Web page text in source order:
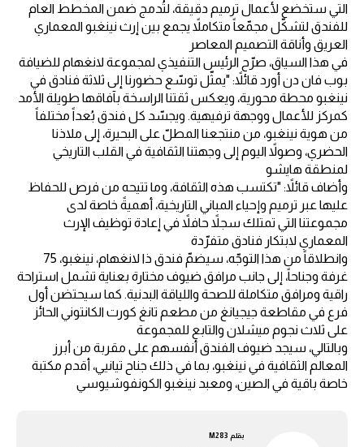
التي ستخضع لأعمال ترميم دقيقة، لتُدمج ضمن المخطط العام
للفندق لتشكّل مجمّعاً متكاملاً يجمع بين إرث نينغبو المعماري
العريق وأناقة التصميم المعاصر
في هذا السياق، صرّح الرئيس التنفيذي لمجموعة لانغهام للضيافة
بوب فان دن أورد قائلاً: "يمثّل توسّع حضورنا إلى ثلاثة فنادق في
نينغبو محطة محورية، ويعكس ثقتنا الراسخة بآفاقها طويلة الأمد
كمركز للأعمال ووجهة ترفيهية. ويجسّد كل فندق بُعداً مختلفاً
من هوية نينغبو، من منتجعنا المطلّ على البحيرة، إلى ملاذنا
الحضري، وصولاً اليوم إلى وجهتنا الثقافية في القلب التاريخي
لمنطقة هايشو
وأضاف قائلاً: "تكتسب هذه الثقافة، وما تتيحه من فرص للحفاظ
عليها عبر ترميم وإحياء المباني التاريخية، أهميةً خاصة لدى
مجموعتنا التي تمتلك سجلاً حافلاً في إعادة توظيف الإرث
المعماري لابتكار فنادق متفرّدة
وانطلاقاً من هذا التوجّه، سيضمّ فندق ذا لانغهام، نينغبو، 75
غرفة وجناحاً، إلى جانب مرافق ضيوف مختارة بعناية تشمل استراحة
راقية ومرافق متكاملة للصحة واللياقة البدنية. كما سيحتضن أول
فرع في مقاطعة جيجيانغ من مطعم تانغ كورت الكانتوني الحائز
على ثلاث نجوم ميشلان والتابع للمجموعة
وبالتالي، سيجد ضيوف الفندق أنفسهم على مقربة من أبرز
المعالم الثقافية في نينغبو، بما في ذلك جناح تيانيي، أقدم مكتبة
خاصة باقية في الصين، ومعبد نينغبو الكونفوشيوسي
بقلم M283